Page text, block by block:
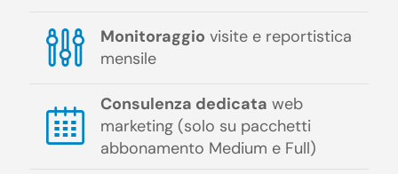
Monitoraggio visite e reportistica
mensile
Consulenza dedicata web
marketing (solo su pacchetti
abbonamento Medium e Full)